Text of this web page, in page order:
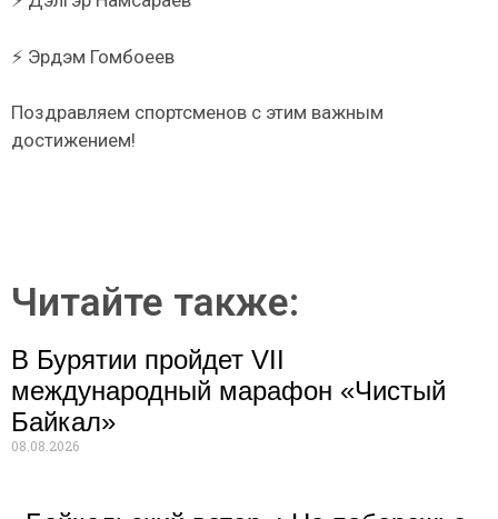
⚡️ Эрдэм Гомбоеев
Поздравляем спортсменов с этим важным
достижением!
Читайте также:
В Бурятии пройдет VII
международный марафон «Чистый
Байкал»
08.08.2026